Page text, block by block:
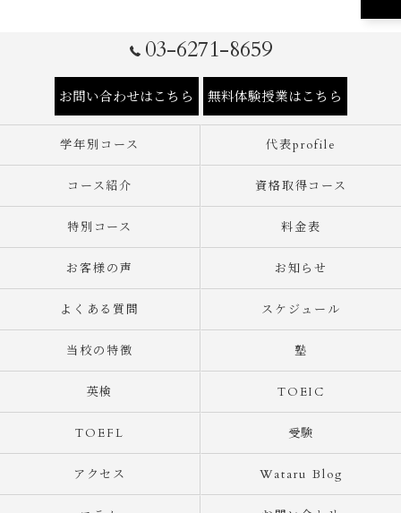
03-6271-8659
お問い合わせはこちら 無料体験授業はこちら
学年別コース 代表profile
コース紹介 資格取得コース
特別コース 料金表
お客様の声 お知らせ
よくある質問 スケジュール
当校の特徴 塾
英検 TOEIC
TOEFL 受験
アクセス Wataru Blog